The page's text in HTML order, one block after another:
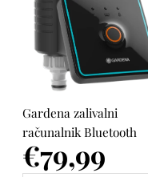
Gardena zalivalni
računalnik Bluetooth
Cena
€79,99